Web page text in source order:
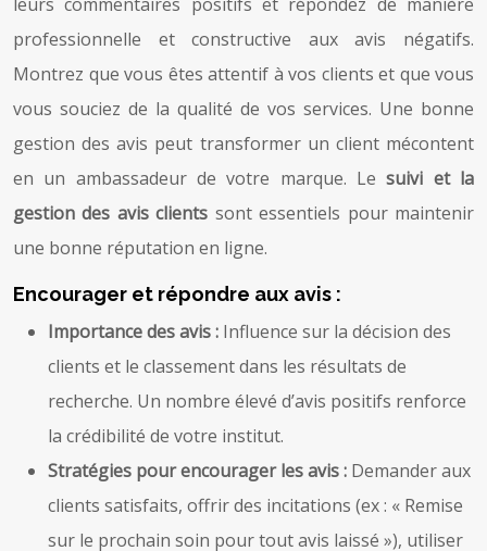
professionnelle et constructive aux avis négatifs.
Montrez que vous êtes attentif à vos clients et que vous
vous souciez de la qualité de vos services. Une bonne
gestion des avis peut transformer un client mécontent
en un ambassadeur de votre marque. Lesuivi et la
gestion des avis clients sont essentiels pour maintenir
une bonne réputation en ligne.
Encourager et répondre aux avis :
Importance des avis : Influence sur la décision des
clients et le classement dans les résultats de
recherche. Un nombre élevé d’avis positifs renforce
la crédibilité de votre institut.
Stratégies pour encourager les avis : Demander aux
clients satisfaits, offrir des incitations (ex : « Remise
sur le prochain soin pour tout avis laissé »), utiliser